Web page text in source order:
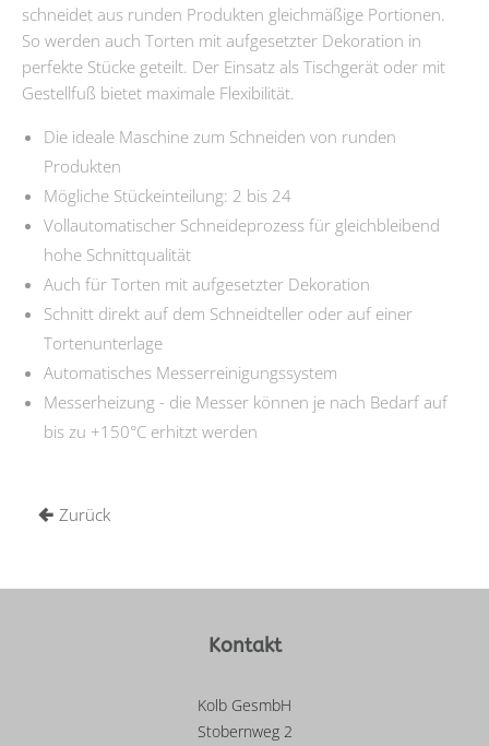
schneidet aus runden Produkten gleichmäßige Portionen.
So werden auch Torten mit aufgesetzter Dekoration in
perfekte Stücke geteilt. Der Einsatz als Tischgerät oder mit
Gestellfuß bietet maximale Flexibilität.
Die ideale Maschine zum Schneiden von runden
Produkten
Mögliche Stückeinteilung: 2 bis 24
Vollautomatischer Schneideprozess für gleichbleibend
hohe Schnittqualität
Auch für Torten mit aufgesetzter Dekoration
Schnitt direkt auf dem Schneidteller oder auf einer
Tortenunterlage
Automatisches Messerreinigungssystem
Messerheizung - die Messer können je nach Bedarf auf
bis zu +150°C erhitzt werden
Zurück
Kontakt
Kolb GesmbH
Stobernweg 2